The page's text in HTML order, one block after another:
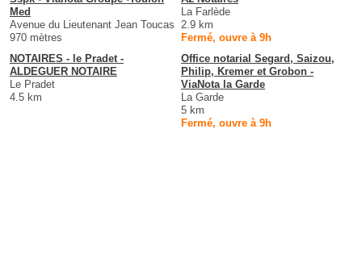
Med
Avenue du Lieutenant Jean Toucas
970 mètres
La Farlède
2.9 km
Fermé, ouvre à 9h
NOTAIRES - le Pradet -
ALDEGUER NOTAIRE
Le Pradet
4.5 km
Office notarial Segard, Saizou,
Philip, Kremer et Grobon -
ViaNota la Garde
La Garde
5 km
Fermé, ouvre à 9h